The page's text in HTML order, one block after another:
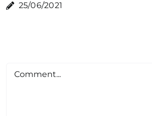
25/06/2021
Comment